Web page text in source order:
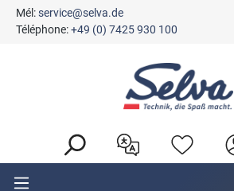
principal
Mél:service@selva.de
Téléphone:+49 (0) 7425 930 100